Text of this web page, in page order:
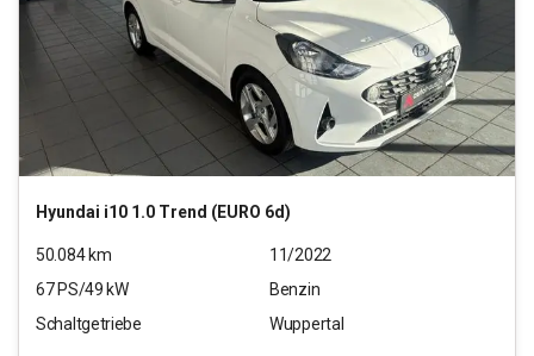
Hyundai i10 1.0 Trend (EURO 6d)
50.084km
11/2022
67PS/49 kW
Benzin
Schaltgetriebe
Wuppertal